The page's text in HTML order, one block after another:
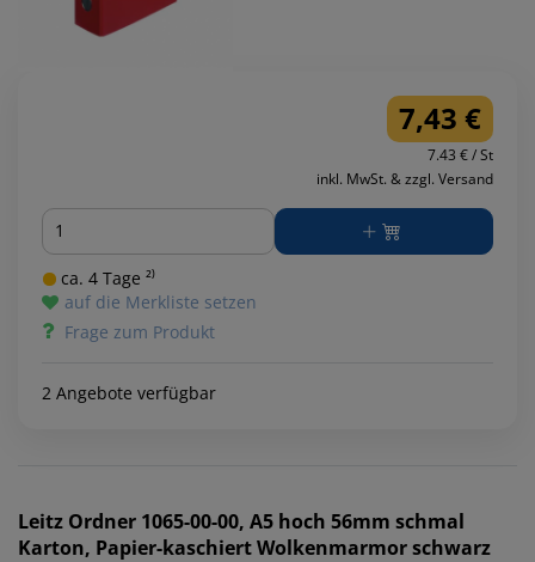
7,43 €
7.43 € / St
inkl. MwSt. & zzgl. Versand
Menge
ca. 4 Tage ²⁾
auf die Merkliste setzen
Frage zum Produkt
2 Angebote verfügbar
Leitz Ordner 1065-00-00, A5 hoch 56mm schmal
Karton, Papier-kaschiert Wolkenmarmor schwarz